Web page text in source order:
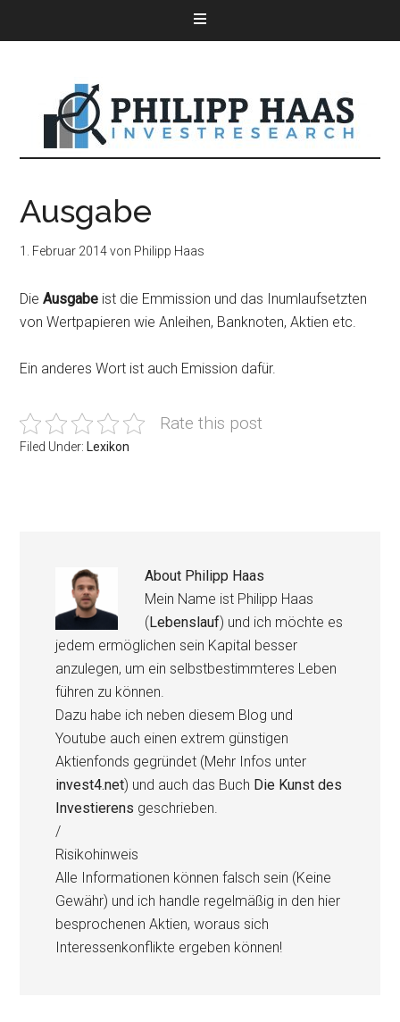
Ausgabe
1. Februar 2014von Philipp Haas
DieAusgabe ist die Emmission und das Inumlaufsetzten
von Wertpapieren wie Anleihen, Banknoten, Aktien etc.
Ein anderes Wort ist auch Emission dafür.
Rate this post
Filed Under: Lexikon
About Philipp Haas
Mein Name ist Philipp Haas
(Lebenslauf) und ich möchte es
jedem ermöglichen sein Kapital besser
anzulegen, um ein selbstbestimmteres Leben
führen zu können.
Dazu habe ich neben diesem Blog und
Youtube auch einen extrem günstigen
Aktienfonds gegründet (Mehr Infos unter
invest4.net) und auch das Buch Die Kunst des
Investierens geschrieben.
/
Risikohinweis
Alle Informationen können falsch sein (Keine
Gewähr) und ich handle regelmäßig in den hier
besprochenen Aktien, woraus sich
Interessenkonflikte ergeben können!